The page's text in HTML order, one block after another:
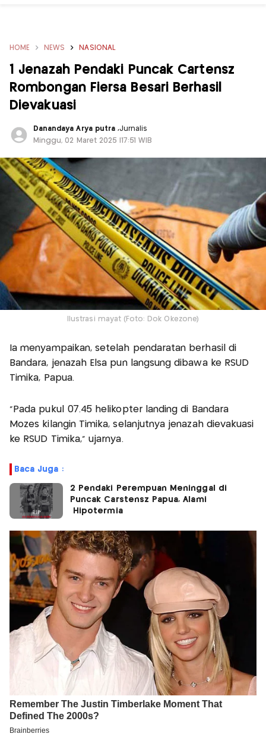
HOME NEWS NASIONAL
1 Jenazah Pendaki Puncak Cartensz
Rombongan Fiersa Besari Berhasil
Dievakuasi
Danandaya Arya putra,Jurnalis
Minggu, 02 Maret 2025 |17:51 WIB
Ilustrasi mayat (Foto: Dok Okezone)
Ia menyampaikan, setelah pendaratan berhasil di
Bandara, jenazah Elsa pun langsung dibawa ke RSUD
Timika, Papua.
"Pada pukul 07.45 helikopter landing di Bandara
Mozes kilangin Timika, selanjutnya jenazah dievakuasi
ke RSUD Timika," ujarnya.
Baca Juga :
2 Pendaki Perempuan Meninggal di
Puncak Carstensz Papua, Alami
Hipotermia